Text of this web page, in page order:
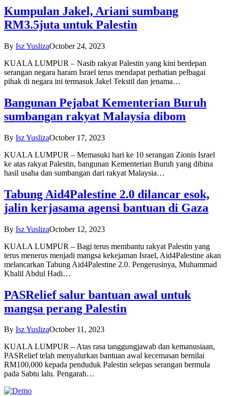
Kumpulan Jakel, Ariani sumbang
RM3.5juta untuk Palestin
By Isz YuslizaOctober 24, 2023
KUALA LUMPUR – Nasib rakyat Palestin yang kini berdepan
serangan negara haram Israel terus mendapat perhatian pelbagai
pihak di negara ini termasuk Jakel Tekstil dan jenama…
Bangunan Pejabat Kementerian Buruh
sumbangan rakyat Malaysia dibom
By Isz YuslizaOctober 17, 2023
KUALA LUMPUR – Memasuki hari ke 10 serangan Zionis Israel
ke atas rakyat Palestin, bangunan Kementerian Buruh yang dibina
hasil usaha dan sumbangan dari rakyat Malaysia…
Tabung Aid4Palestine 2.0 dilancar esok,
jalin kerjasama agensi bantuan di Gaza
By Isz YuslizaOctober 12, 2023
KUALA LUMPUR – Bagi terus membantu rakyat Palestin yang
terus menerus menjadi mangsa kekejaman Israel, Aid4Palestine akan
melancarkan Tabung Aid4Palestine 2.0. Pengerusinya, Muhammad
Khalil Abdul Hadi…
PASRelief salur bantuan awal untuk
mangsa perang Palestin
By Isz YuslizaOctober 11, 2023
KUALA LUMPUR – Atas rasa tanggungjawab dan kemanusiaan,
PASRelief telah menyalurkan bantuan awal kecemasan bernilai
RM100,000 kepada penduduk Palestin selepas serangan bermula
pada Sabtu lalu. Pengarah…